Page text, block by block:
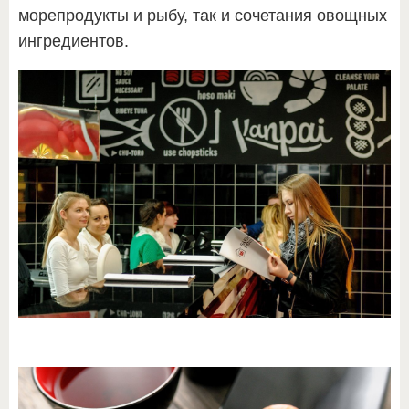
морепродукты и рыбу, так и сочетания овощных
ингредиентов.